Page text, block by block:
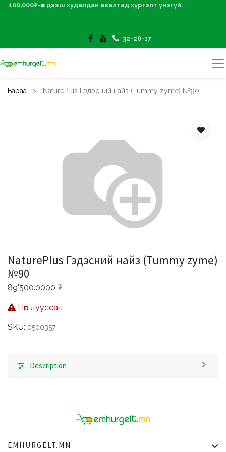
100,000₮-өөс дээш худалдан авалтад хүргэлт үнэгүй.
32-28-17
Бараа NaturePlus Гэдэсний найз (Tummy zyme) №90
NaturePlus Гэдэсний найз (Tummy zyme)
№90
89'500.0000 ₮
Нөөц дууссан
SKU: 0500357
Description
EMHURGELT.MN